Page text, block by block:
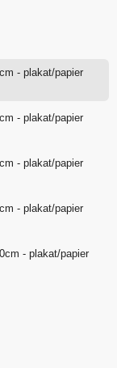
- plakat/papier
- plakat/papier
- plakat/papier
- plakat/papier
- plakat/papier